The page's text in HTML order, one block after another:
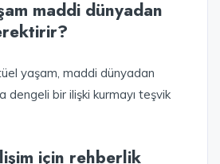
maddi dünyadan
yaşam, maddi dünyadan
dengeli bir ilişki kurmayı teşvik
için rehberlik